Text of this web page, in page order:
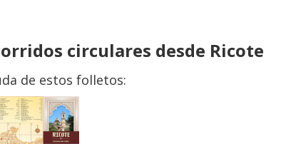
circulares desde Ricote
de estos folletos: